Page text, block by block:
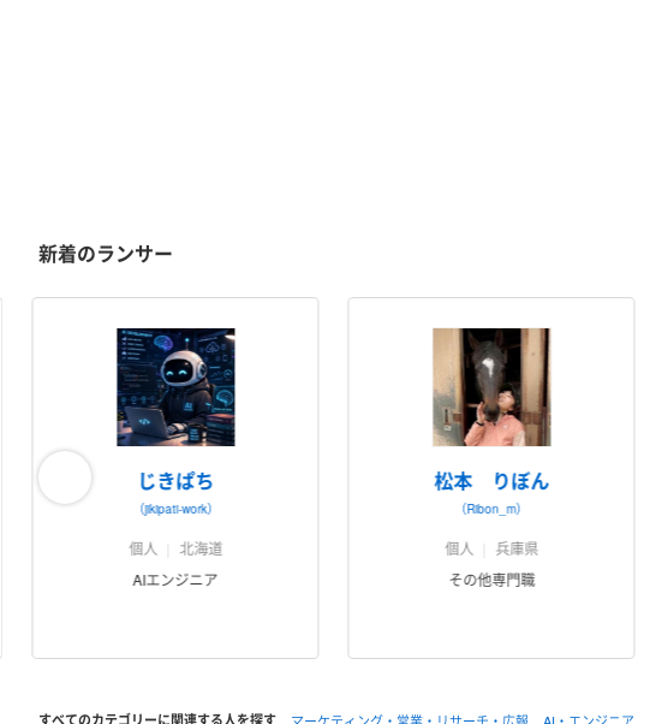
新着のランサー
じきぱち
（jikipati-work）
個人
北海道
AIエンジニア
松本 りぼん
（Ribon_m）
個人
兵庫県
その他専門職
すべてのカテゴリーに関連する人を探す